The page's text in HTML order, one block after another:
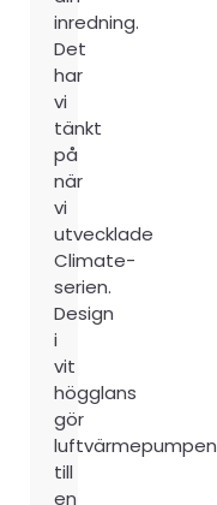
inredning.
Det
har
vi
tänkt
på
när
vi
utvecklade
Climate-
serien.
Design
i
vit
högglans
gör
luftvärmepumpen
till
en